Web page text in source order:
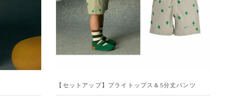
【セットアップ】プライトップス＆5分丈パンツ